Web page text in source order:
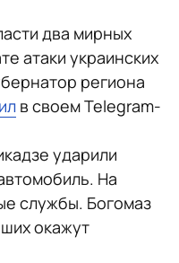
два мирных
атаки украинских
региона
в своем Telegram-
ударили
На
службы. Богомаз
окажут